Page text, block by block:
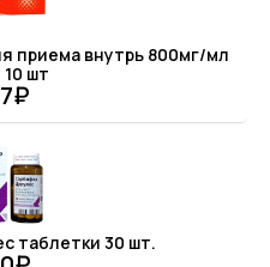
приема внутрь 800мг/мл
шт
таблетки 30 шт.